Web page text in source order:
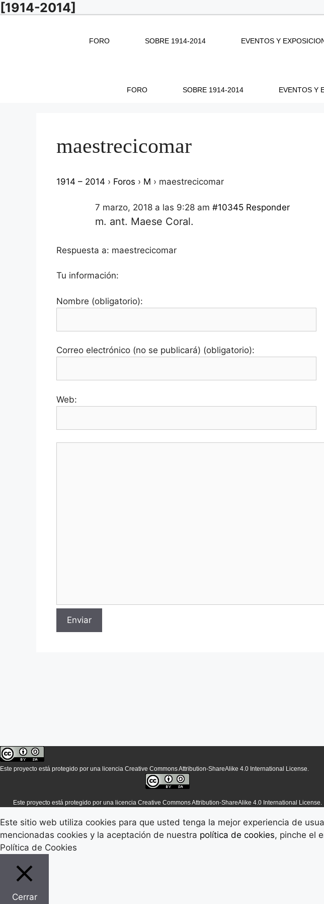
Saltar
al
[1914-2014]
FORO SOBRE 1914-2014 EVENTOS Y
FORO SOBRE 1914-2014 EVENTOS Y
maestrecicomar
1914 – 2014 › Foros › M › maestrecicomar
7 marzo, 2018 a las 9:28 am #10345 Responder
m. ant. Maese Coral.
Respuesta a: maestrecicomar
Tu información:
Nombre (obligatorio):
Correo electrónico (no se publicará) (obligatorio):
Web:
Enviar
Este proyecto está protegido por una licencia Creative Commons Attribution-ShareAlike 4.0 International License.
Este proyecto está protegido por una licencia Creative Commons Attribution-ShareAlike 4.0 International License.
Este sitio web utiliza cookies para que usted tenga la mejor experiencia de
mencionadas cookies y la aceptación de nuestra política de cookies, pinche el
Política de Cookies
Cerrar